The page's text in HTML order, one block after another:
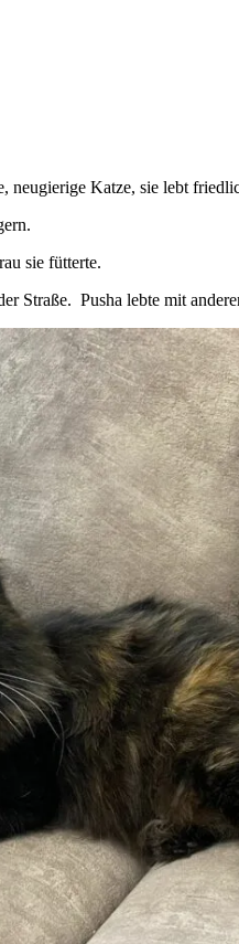
Katze, sie lebt
sie fütterte.
Straße. Pusha lebte mit